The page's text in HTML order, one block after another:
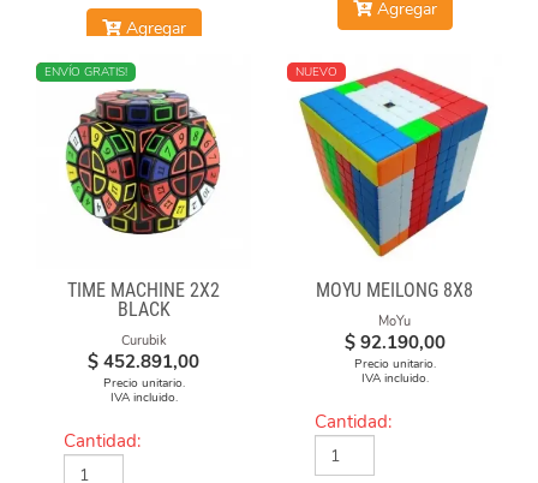
Agregar
Agregar
NUEVO
ENVÍO GRATIS!
TIME MACHINE 2X2
BLACK
Curubik
$ 452.891,00
Precio unitario.
IVA incluido.
Cantidad:
NUEVO
MOYU MEILONG 8X8
MoYu
$ 92.190,00
Precio unitario.
IVA incluido.
Cantidad: